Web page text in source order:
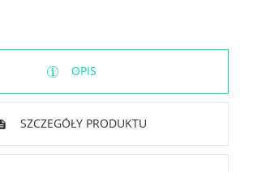
OPIS
SZCZEGÓŁY PRODUKTU